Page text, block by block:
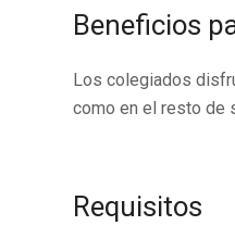
Beneficios
Los colegiados
como en el resto de
Requisitos